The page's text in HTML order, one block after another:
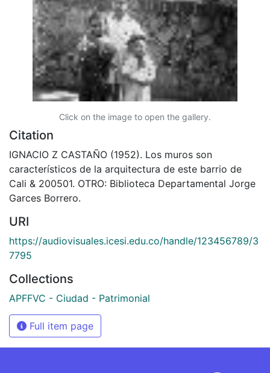
Click on the image to open the gallery.
Citation
IGNACIO Z CASTAÑO (1952). Los muros son
característicos de la arquitectura de este barrio de
Cali & 200501. OTRO: Biblioteca Departamental Jorge
Garces Borrero.
URI
https://audiovisuales.icesi.edu.co/handle/123456789/3
7795
Collections
APFFVC - Ciudad - Patrimonial
Full item page